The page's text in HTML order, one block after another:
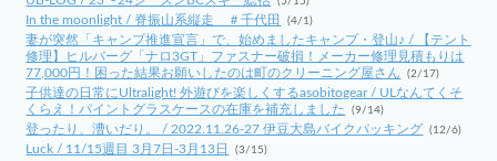
In the moonlight / 脊振山系縦走 ＃千代田 (4/1)
妻が突然「キャンプ推進宣言」で、始めましたキャンプ・登山♪ / 【テント
修理】ヒルバーグ「ナロ3GT」ファスナー破損！メーカー修理見積もりは
77,000円！困った結果お願いしたのは町のクリーニング屋さん
(2/17)
子供達の日常にUltralight! 外遊びを楽しくするasobitogear / ULなんてくそ
くらえ！パイントグラスケースの在庫を補充しました
(9/14)
登ったり、漕いだり。 / 2022.11.26-27 伊豆大島バイクパッキング (12/6)
Luck / 11/15週目 3月7日-3月13日 (3/15)